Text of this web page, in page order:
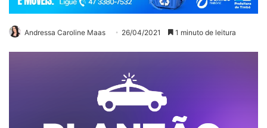
Andressa Caroline Maas 26/04/2021 1 minuto de leitura